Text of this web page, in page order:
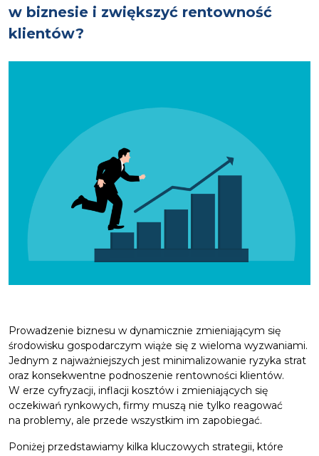
w biznesie i zwiększyć rentowność
klientów?
Prowadzenie biznesu w dynamicznie zmieniającym się
środowisku gospodarczym wiąże się z wieloma wyzwaniami.
Jednym z najważniejszych jest minimalizowanie ryzyka strat
oraz konsekwentne podnoszenie rentowności klientów.
W erze cyfryzacji, inflacji kosztów i zmieniających się
oczekiwań rynkowych, firmy muszą nie tylko reagować
na problemy, ale przede wszystkim im zapobiegać.
Poniżej przedstawiamy kilka kluczowych strategii, które